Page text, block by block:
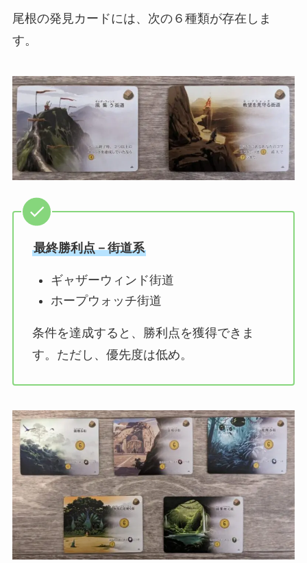
尾根の発見カードには、次の６種類が存在しま
す。
最終勝利点－街道系
ギャザーウィンド街道
ホープウォッチ街道
条件を達成すると、勝利点を獲得できま
す。ただし、優先度は低め。